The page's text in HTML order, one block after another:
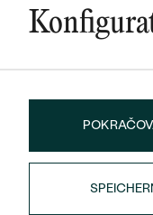
KARATGEWICHT:
ABMESSUNGEN:
FORM:
Trusted shop